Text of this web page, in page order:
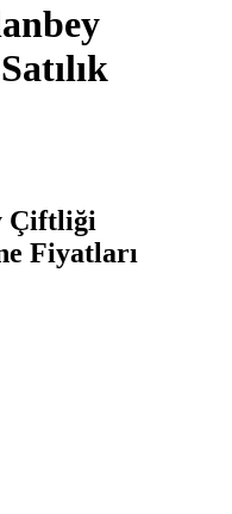
Çiftliği
Fiyatları